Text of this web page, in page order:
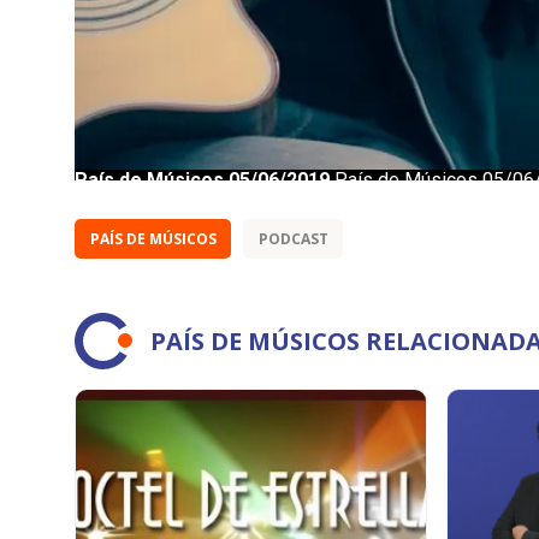
PAÍS DE MÚSICOS PODCAST
PAÍS DE MÚSICOS